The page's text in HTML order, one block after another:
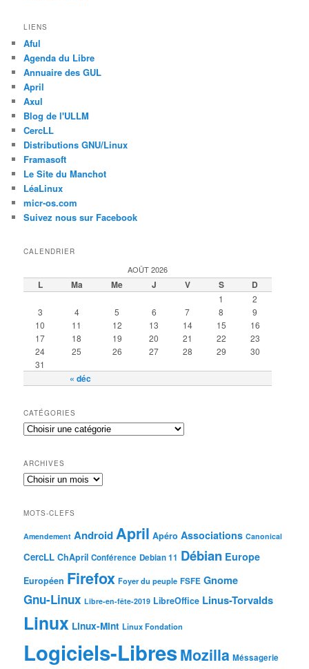
LIENS
Aful
Agenda du Libre
Annuaire des GUL
April
Axul
Blog de l'ULLM
CercLL
Distributions GNU/Linux
Framasoft
Le Site du Manchot
LéaLinux
micr-os.com
Suivez nous sur Facebook
CALENDRIER
AOÛT 2026
L Ma Me J V S D
« déc
1
2
3
4 5 6 7 8
9
10
11 12 13 14 15
16
17
18 19 20 21 22
23
24
25 26 27 28 29
30
31
CATÉGORIES
ARCHIVES
MOTS-CLEFS
Amendement AndroidApril Apéro Associations Canonical
CercLL ChApril Conférence Debian 11 Débian Europe
Européen Firefox Foyer du peuple FSFE Gnome
Gnu-Linux Libre-en-fête-2019 LibreOffice Linus-Torvalds
Linux Linux-Mint Linux Fondation
Logiciels-LibresMozilla Méssagerie